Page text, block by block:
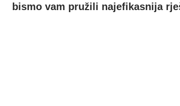
bismo vam pružili najefikasnija